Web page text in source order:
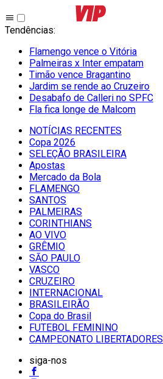
Tendências:
Flamengo vence o Vitória
Palmeiras x Inter empatam
Timão vence Bragantino
Jardim se rende ao Cruzeiro
Desabafo de Calleri no SPFC
Fla fica longe de Malcom
NOTÍCIAS RECENTES
Copa 2026
SELEÇÃO BRASILEIRA
Apostas
Mercado da Bola
FLAMENGO
SANTOS
PALMEIRAS
CORINTHIANS
AO VIVO
GRÊMIO
SĀO PAULO
VASCO
CRUZEIRO
INTERNACIONAL
BRASILEIRÃO
Copa do Brasil
FUTEBOL FEMININO
CAMPEONATO LIBERTADORES
siga-nos